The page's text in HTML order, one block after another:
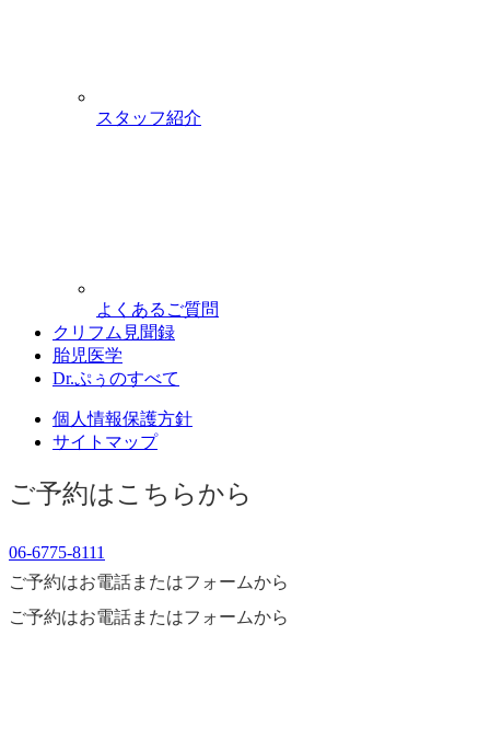
スタッフ紹介
よくあるご質問
クリフム見聞録
胎児医学
Dr.ぷぅのすべて
個人情報保護方針
サイトマップ
ご予約はこちらから
06-6775-8111
ご予約はお電話またはフォームから
ご予約はお電話またはフォームから